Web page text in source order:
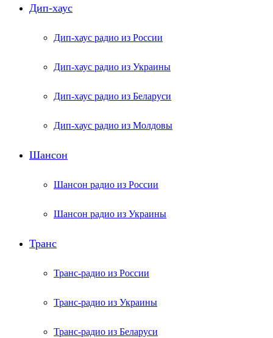
Дип-хаус
Дип-хаус радио из России
Дип-хаус радио из Украины
Дип-хаус радио из Беларуси
Дип-хаус радио из Молдовы
Шансон
Шансон радио из России
Шансон радио из Украины
Транс
Транс-радио из России
Транс-радио из Украины
Транс-радио из Беларуси